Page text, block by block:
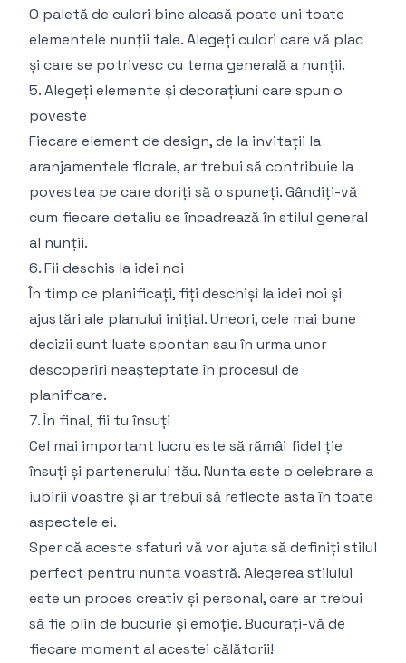
O paletă de culori bine aleasă poate uni toate
elementele nunții tale. Alegeți culori care vă plac
și care se potrivesc cu tema generală a nunții.
5. Alegeți elemente și decorațiuni care spun o
poveste
Fiecare element de design, de la invitații la
aranjamentele florale, ar trebui să contribuie la
povestea pe care doriți să o spuneți. Gândiți-vă
cum fiecare detaliu se încadrează în stilul general
al nunții.
6. Fii deschis la idei noi
În timp ce planificați, fiți deschiși la idei noi și
ajustări ale planului inițial. Uneori, cele mai bune
decizii sunt luate spontan sau în urma unor
descoperiri neașteptate în procesul de
planificare.
7. În final, fii tu însuți
Cel mai important lucru este să rămâi fidel ție
însuți și partenerului tău. Nunta este o celebrare a
iubirii voastre și ar trebui să reflecte asta în toate
aspectele ei.
Sper că aceste sfaturi vă vor ajuta să definiți stilul
perfect pentru nunta voastră. Alegerea stilului
este un proces creativ și personal, care ar trebui
să fie plin de bucurie și emoție. Bucurați-vă de
fiecare moment al acestei călătorii!